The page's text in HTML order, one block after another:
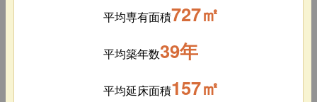
平均専有面積727㎡
平均築年数39年
平均延床面積157㎡